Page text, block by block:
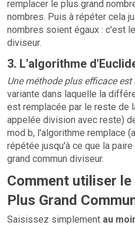
remplacer le plus grand
nombres. Puis à répéter cela
nombres soient égaux : c'est
diviseur.
3. L'algorithme
Une méthode plus efficace
variante dans laquelle la
est remplacée par le reste de
appelée division avec reste)
mod b, l'algorithme remplace
répétée jusqu'à ce que la
grand commun diviseur.
Comment utiliser
Plus Grand
Saisissez simplement au